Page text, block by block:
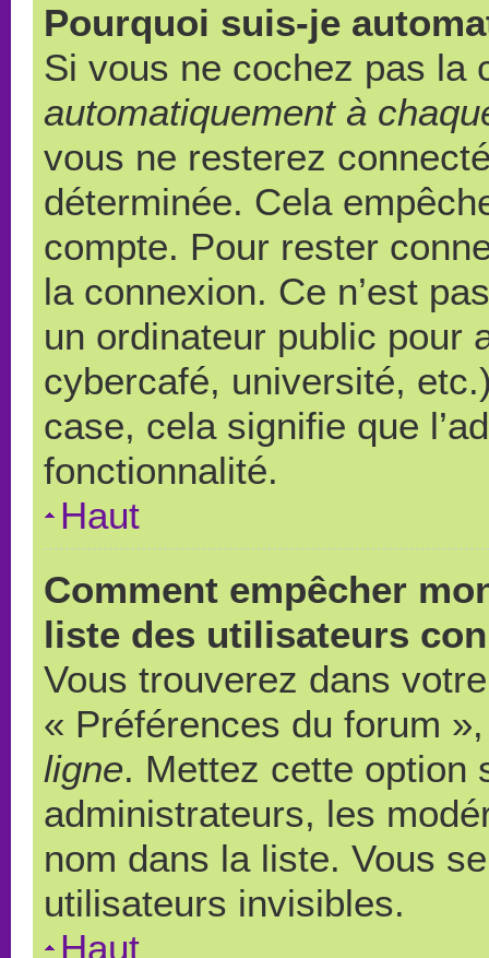
Pourquoi suis-je
Si vous ne cochez pas la
automatiquement à
vous ne resterez
déterminée. Cela
compte. Pour rester
la connexion. Ce n’est
un ordinateur public pour
cybercafé, université,
case, cela signifie que
fonctionnalité.
Haut
Comment empêcher
liste des utilisateurs
Vous trouverez dans
« Préférences du forum
ligne. Mettez cette option
administrateurs, les
nom dans la liste. Vous
utilisateurs invisibles.
Haut